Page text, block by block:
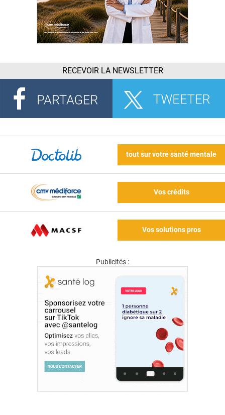
RECEVOIR LA NEWSLETTER
tout sur votre santé mentale
Vos crédits
Vos solutions pros
Publicités :